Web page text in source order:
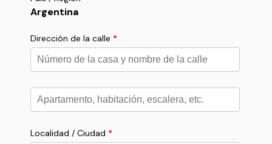
Argentina
Dirección de la calle *
Apartamento,
habitación,
escalera,
Localidad / Ciudad *